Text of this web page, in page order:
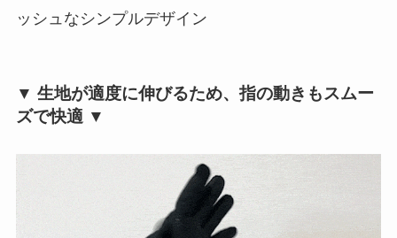
ッシュなシンプルデザイン
▼ 生地が適度に伸びるため、指の動きもスムー
ズで快適 ▼